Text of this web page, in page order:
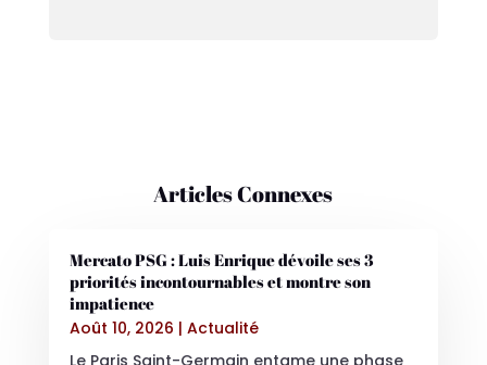
Articles Connexes
Mercato PSG : Luis Enrique dévoile ses 3
priorités incontournables et montre son
impatience
Août 10, 2026 | Actualité
Le Paris Saint-Germain entame une phase